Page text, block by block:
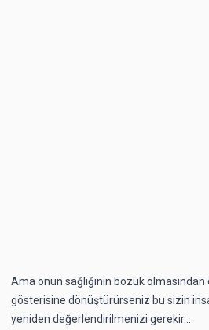
Ama onun sağlığının bozuk
gösterisine dönüştürürseniz bu sizin
yeniden değerlendirilmenizi gerekir...